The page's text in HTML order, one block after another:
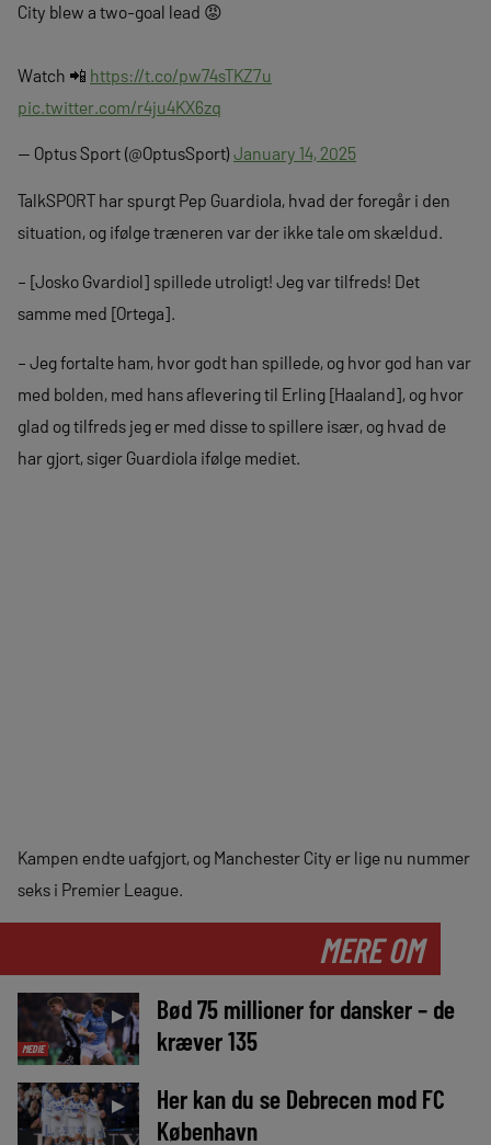
City blew a two-goal lead 😡
Watch 📲 https://t.co/pw74sTKZ7u
pic.twitter.com/r4ju4KX6zq
— Optus Sport (@OptusSport)January 14, 2025
TalkSPORT har spurgt Pep Guardiola, hvad der foregår i den
situation, og ifølge træneren var der ikke tale om skældud.
– [Josko Gvardiol] spillede utroligt! Jeg var tilfreds! Det
samme med [Ortega].
– Jeg fortalte ham, hvor godt han spillede, og hvor god han var
med bolden, med hans aflevering til Erling [Haaland], og hvor
glad og tilfreds jeg er med disse to spillere især, og hvad de
har gjort, siger Guardiola ifølge mediet.
Kampen endte uafgjort, og Manchester City er lige nu nummer
seks i Premier League.
MERE OM
MEDIE
►
Bød 75 millioner for dansker – de
kræver 135
►
Her kan du se Debrecen mod FC
København